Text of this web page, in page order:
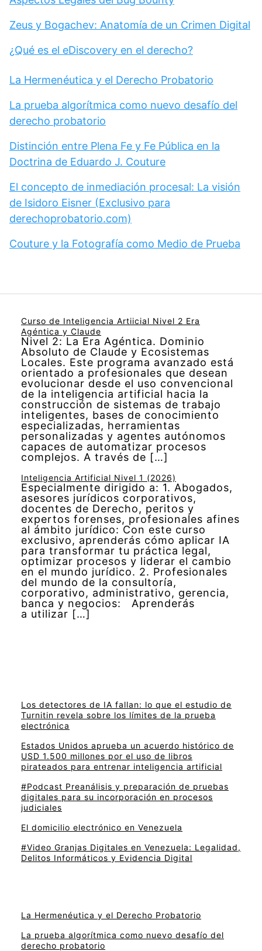
Zeus y Bogachev: Anatomía de un Crimen Digital
¿Qué es el eDiscovery en el derecho?
La Hermenéutica y el Derecho Probatorio
La prueba algorítmica como nuevo desafío del
derecho probatorio
Distinción entre Plena Fe y Fe Pública en la
Doctrina de Eduardo J. Couture
El concepto de inmediación procesal: La visión
de Isidoro Eisner (Exclusivo para
derechoprobatorio.com)
Couture y la Fotografía como Medio de Prueba
Curso de Inteligencia Artiicial Nivel 2 Era
Agéntica y Claude
Nivel 2: La Era Agéntica. Dominio
Absoluto de Claude y Ecosistemas
Locales. Este programa avanzado está
orientado a profesionales que desean
evolucionar desde el uso convencional
de la inteligencia artificial hacia la
construcción de sistemas de trabajo
inteligentes, bases de conocimiento
especializadas, herramientas
personalizadas y agentes autónomos
capaces de automatizar procesos
complejos. A través de […]
Inteligencia Artificial Nivel 1 (2026)
Especialmente dirigido a: 1. Abogados,
asesores jurídicos corporativos,
docentes de Derecho, peritos y
expertos forenses, profesionales afines
al ámbito jurídico: Con este curso
exclusivo, aprenderás cómo aplicar IA
para transformar tu práctica legal,
optimizar procesos y liderar el cambio
en el mundo jurídico. 2. Profesionales
del mundo de la consultoría,
corporativo, administrativo, gerencia,
banca y negocios: Aprenderás
a utilizar […]
Los detectores de IA fallan: lo que el estudio de
Turnitin revela sobre los límites de la prueba
electrónica
Estados Unidos aprueba un acuerdo histórico de
USD 1.500 millones por el uso de libros
pirateados para entrenar inteligencia artificial
#Podcast Preanálisis y preparación de pruebas
digitales para su incorporación en procesos
judiciales
El domicilio electrónico en Venezuela
#Video Granjas Digitales en Venezuela: Legalidad,
Delitos Informáticos y Evidencia Digital
La Hermenéutica y el Derecho Probatorio
La prueba algorítmica como nuevo desafío del
derecho probatorio